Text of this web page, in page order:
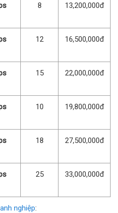
8 13,200,000đ
12 16,500,000đ
15 22,000,000đ
10 19,800,000đ
18 27,500,000đ
25 33,000,000đ
nghiệp: